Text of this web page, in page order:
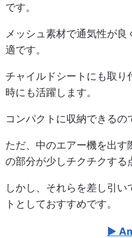
です。
メッシュ素材で通気性が
適です。
チャイルドシートにも取
時にも活躍します。
コンパクトに収納できるの
ただ、中のエアー機を出
の部分が少しチクチクする
しかし、それらを差し引
トとしておすすめです。